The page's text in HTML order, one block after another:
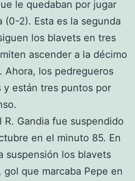
le quedaban por jugar
(0-2). Esta es la segunda
los blavets en tres
ascender a la décimo
Ahora, los pedregueros
y están tres puntos por
R. Gandia fue suspendido
en el minuto 85. En
suspensión los blavets
gol que marcaba Pepe en